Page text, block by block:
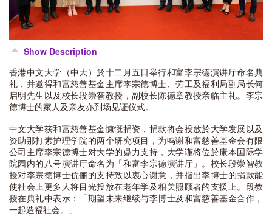
Show Description
香港中文大学（中大）於十二月五日举行和富李宗德演讲厅命名典
礼，并邀得和富慈善基金主席李宗德博士、劳工及福利局副局长何
启明先生以及校长段崇智教授，副校长陈德章教授亲临主礼。李宗
德博士的家人及亲友亦到场见证仪式。
中文大学获和富慈善基金慷慨捐资，捐款将会投放於大学发展以及
资助那打素护理学院的两个研究项目，为鸣谢和富慈善基金会有限
公司主席李宗德博士对大学的鼎力支持，大学谨将位於康本国际学
院园内的八号演讲厅命名为「和富李宗德演讲厅」。校长段崇智教
授对李宗德博士伉俪的支持致以衷心谢意，并指出李博士的捐款能
使社会上更多人将目光投放在老年学及相关照顾者的支援上。段教
授在典礼中表示：「期望未来继续与李博士及和富慈善基金合作，
一起造福社会。」